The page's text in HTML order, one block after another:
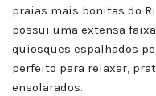
praias mais bonitas do
possui uma extensa
quiosques espalhados
perfeito para relaxar,
ensolarados.